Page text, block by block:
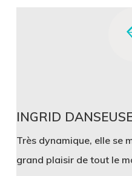
INGRID
Très dynamique, elle se
grand plaisir de tout le